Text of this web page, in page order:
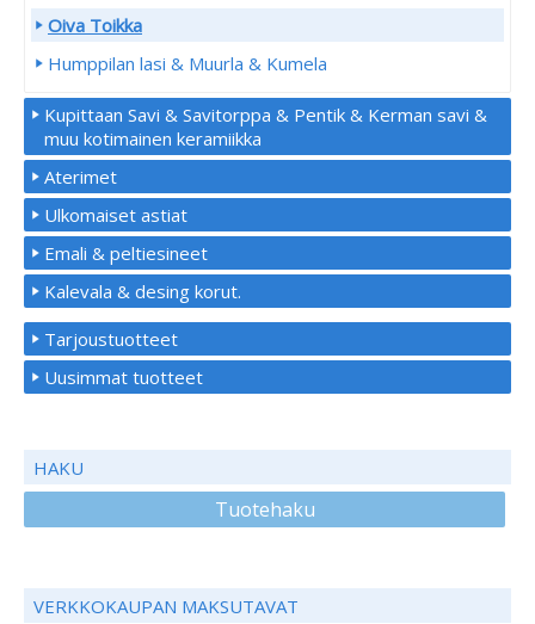
Oiva Toikka
Humppilan lasi & Muurla & Kumela
Kupittaan Savi & Savitorppa & Pentik & Kerman savi &
muu kotimainen keramiikka
Aterimet
Ulkomaiset astiat
Emali & peltiesineet
Kalevala & desing korut.
Tarjoustuotteet
Uusimmat tuotteet
HAKU
Tuotehaku
VERKKOKAUPAN MAKSUTAVAT